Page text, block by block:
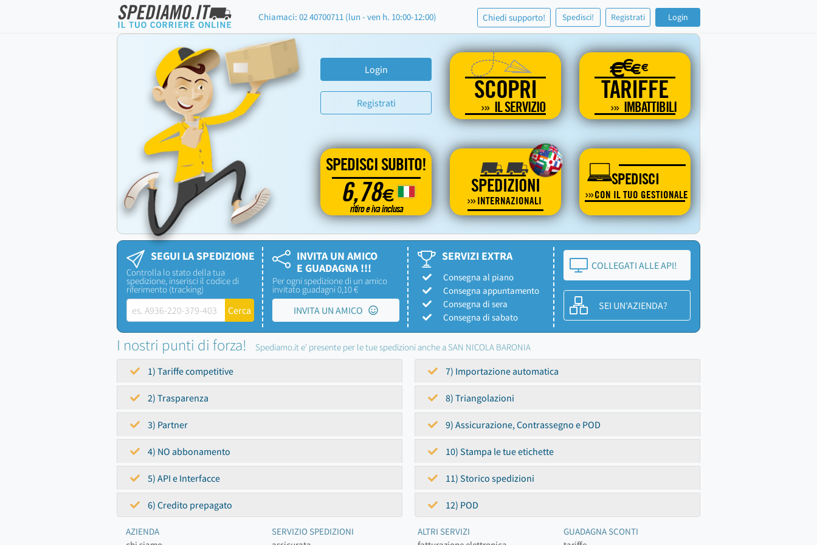
Chiamaci: 02 40700711 (lun - ven h. 10:00-12:00) Chiedi supporto! Spedisci! Registrati Login
Login
Registrati SCOPRI
IL SERVIZIO
€€€€
TARIFFE
IMBATTIBILI
SPEDISCI SUBITO!
6,78€
ritiro e iva inclusa
SPEDIZIONI
INTERNAZIONALI
SPEDISCI
CON IL TUO GESTIONALE
SEGUI LA SPEDIZIONE
Controlla lo stato della tua
spedizione, inserisci il codice di
riferimento (tracking)
INVITA UN AMICO
E GUADAGNA !!!
Per ogni spedizione di un amico
invitato guadagni 0,10 €
INVITA UN AMICO
SERVIZI EXTRA
Consegna al piano
Consegna appuntamento
Consegna di sera
Consegna di sabato
COLLEGATI ALLE API!
SEI UN'AZIENDA?
I nostri punti di forza! Spediamo.it e' presente per le tue spedizioni anche a SAN NICOLA BARONIA
1) Tariffe competitive
2) Trasparenza
3) Partner
4) NO abbonamento
5) API e Interfacce
6) Credito prepagato
7) Importazione automatica
8) Triangolazioni
9) Assicurazione, Contrassegno e POD
10) Stampa le tue etichette
11) Storico spedizioni
12) POD
AZIENDA
SERVIZIO SPEDIZIONI
ALTRI SERVIZI
GUADAGNA SCONTI